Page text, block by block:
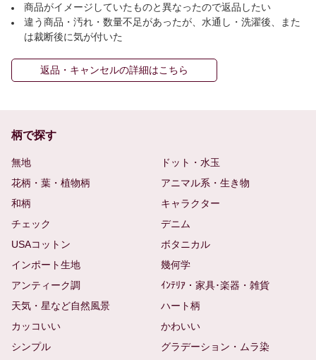
商品がイメージしていたものと異なったので返品したい
違う商品・汚れ・数量不足があったが、水通し・洗濯後、また
は裁断後に気が付いた
返品・キャンセルの詳細はこちら
柄で探す
無地
ドット・水玉
花柄・葉・植物柄
アニマル系・生き物
和柄
キャラクター
チェック
デニム
USAコットン
ボタニカル
インポート生地
幾何学
アンティーク調
ｲﾝﾃﾘｱ・家具･楽器・雑貨
天気・星など自然風景
ハート柄
カッコいい
かわいい
シンプル
グラデーション・ムラ染